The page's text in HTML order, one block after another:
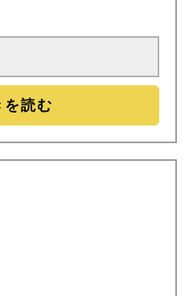
を読む